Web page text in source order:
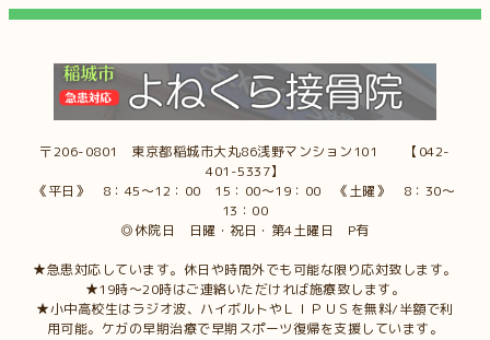
〒206-0801 東京都稲城市大丸86浅野マンション101 【042-
401-5337】
《平日》 8：45～12：00 15：00～19：00 《土曜》 8：30～
13：00
◎休院日 日曜・祝日・第4土曜日 P有
★急患対応しています。休日や時間外でも可能な限り応対致します。
★19時～20時はご連絡いただければ施療致します。
★小中高校生はラジオ波、ハイボルトやＬＩＰＵＳを無料/半額で利
用可能。ケガの早期治療で早期スポーツ復帰を支援しています。